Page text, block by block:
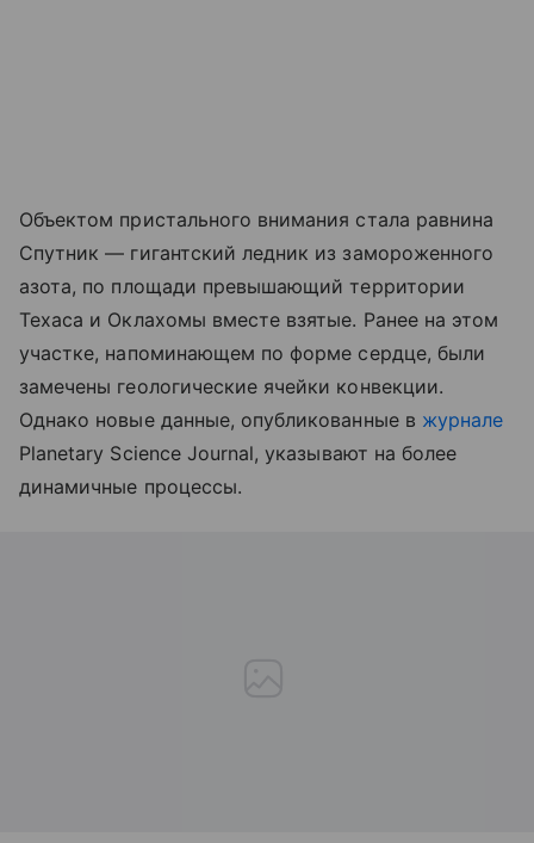
Объектом пристального внимания стала равнина
Спутник — гигантский ледник из замороженного
азота, по площади превышающий территории
Техаса и Оклахомы вместе взятые. Ранее на этом
участке, напоминающем по форме сердце, были
замечены геологические ячейки конвекции.
Однако новые данные, опубликованные в журнале
Planetary Science Journal, указывают на более
динамичные процессы.